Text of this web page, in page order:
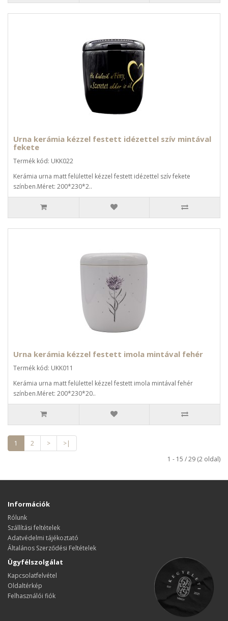
Urna kerámia kézzel festett idézettel szív mintával
fekete
Termék kód: UKK022
Kerámia urna matt felülettel kézzel festett idézettel szív fekete
színben.Méret: 200*230*2..
Urna kerámia kézzel festett imola mintával fehér
Termék kód: UKK011
Kerámia urna matt felülettel kézzel festett imola mintával fehér
színben.Méret: 200*230*20..
1 2 >
>|
1 - 15 / 29 (2 oldal)
Információk
Rólunk
Szállítási feltételek
Adatvédelmi tájékoztató
Általános Szerződési Feltételek
Ügyfélszolgálat
Kapcsolatfelvétel
Oldaltérkép
Felhasználói fiók